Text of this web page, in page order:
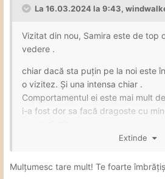
La 16.03.2024 la 9:43,
Vizitat din nou, Samira este de top
vedere .
chiar dacă sta puțin pe la noi este
o vizitez. Și una intensa chiar .
Comportamentul ei este mai mult
i-a fost dor sa facă dragoste cu
plin de pasiune si implicare , nu poti
Extinde
Mulțumesc tare mult! Te foarte